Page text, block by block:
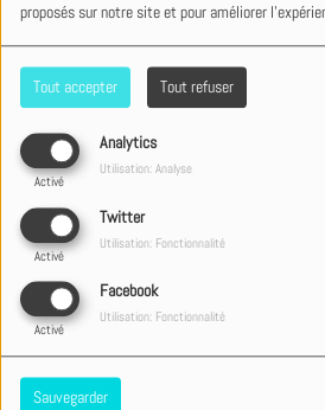
proposés sur notre site et pour améliorer
Tout accepter Tout refuser
Analytics
Activé
Utilisation: Analyse
Twitter
Activé
Utilisation: Fonctionnalité
Facebook
Activé
Utilisation: Fonctionnalité
Sauvegarder
Will Abriel